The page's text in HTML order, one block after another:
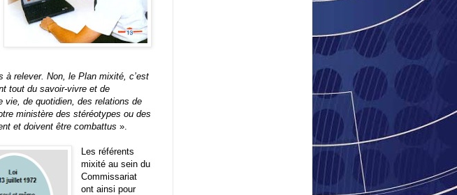
à relever. Non, le Plan mixité, c’est
tout du savoir-vivre et de
vie, de quotidien, des relations de
ministère des stéréotypes ou des
et doivent être combattus ».
Les référents
mixité au sein du
Commissariat
ont ainsi pour